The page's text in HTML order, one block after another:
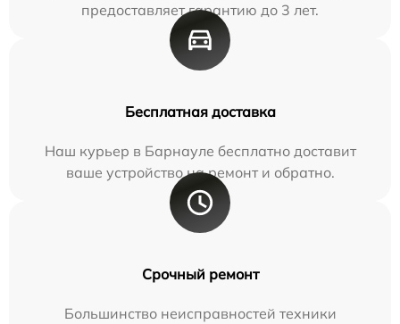
предоставляет гарантию до 3 лет.
Бесплатная доставка
Наш курьер в Барнауле бесплатно доставит
ваше устройство на ремонт и обратно.
Срочный ремонт
Большинство неисправностей техники